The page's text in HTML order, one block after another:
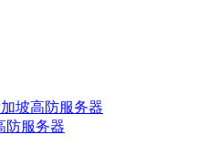
坡高防服务器
防服务器